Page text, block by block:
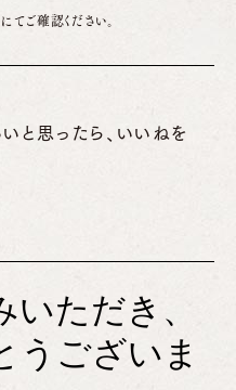
にてご確認ください。
と思ったら、いいねを